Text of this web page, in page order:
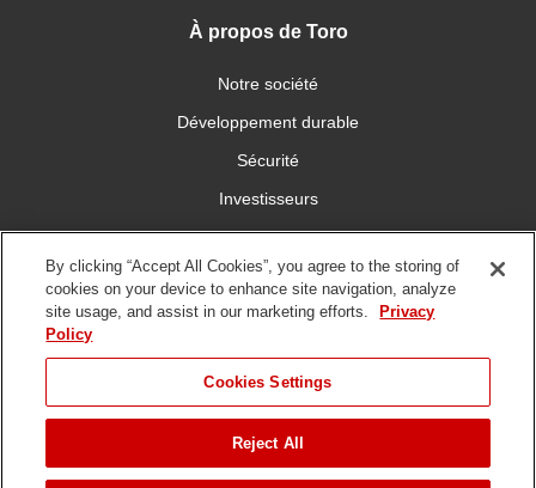
À propos de Toro
Notre société
Développement durable
Sécurité
Investisseurs
Carrières
Connectez-vous avec nous
d'utilisation
Politique de
confidentialité
copyrights
By clicking “Accept All Cookies”, you agree to the storing of
cookies on your device to enhance site navigation, analyze
site usage, and assist in our marketing efforts.
Privacy
Policy
Cookies Settings
Reject All